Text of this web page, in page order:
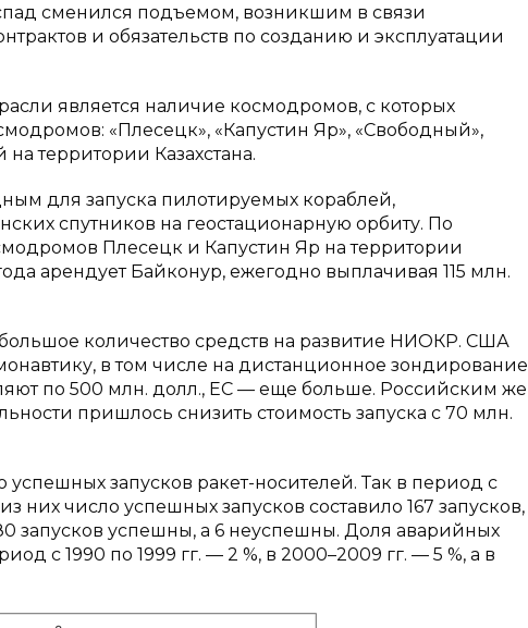
сменился подъемом, возникшим в связи
и обязательств по созданию и эксплуатации
является наличие космодромов, с которых
«Плесецк», «Капустин Яр», «Свободный»,
территории Казахстана.
для запуска пилотируемых кораблей,
спутников на геостационарную орбиту. По
Плесецк и Капустин Яр на территории
арендует Байконур, ежегодно выплачивая 115 млн.
количество средств на развитие НИОКР. США
в том числе на дистанционное зондирование
по 500 млн. долл., ЕС — еще больше. Российским же
пришлось снизить стоимость запуска с 70 млн.
запусков ракет-носителей. Так в период с
них число успешных запусков составило 167 запусков,
запусков успешны, а 6 неуспешны. Доля аварийных
с 1990 по 1999 гг. — 2 %, в 2000–2009 гг. — 5 %, а в